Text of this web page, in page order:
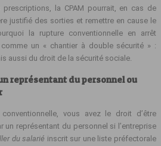
la CPAM pourrait, en cas de
justifié des sorties et remettre en cause le
la rupture conventionnelle en arrêt
un « chantier à double sécurité » :
aussi du droit de la sécurité sociale.
représentant du personnel ou
vous avez le droit d’être
un représentant du personnel si l’entreprise
du salarié inscrit sur une liste préfectorale